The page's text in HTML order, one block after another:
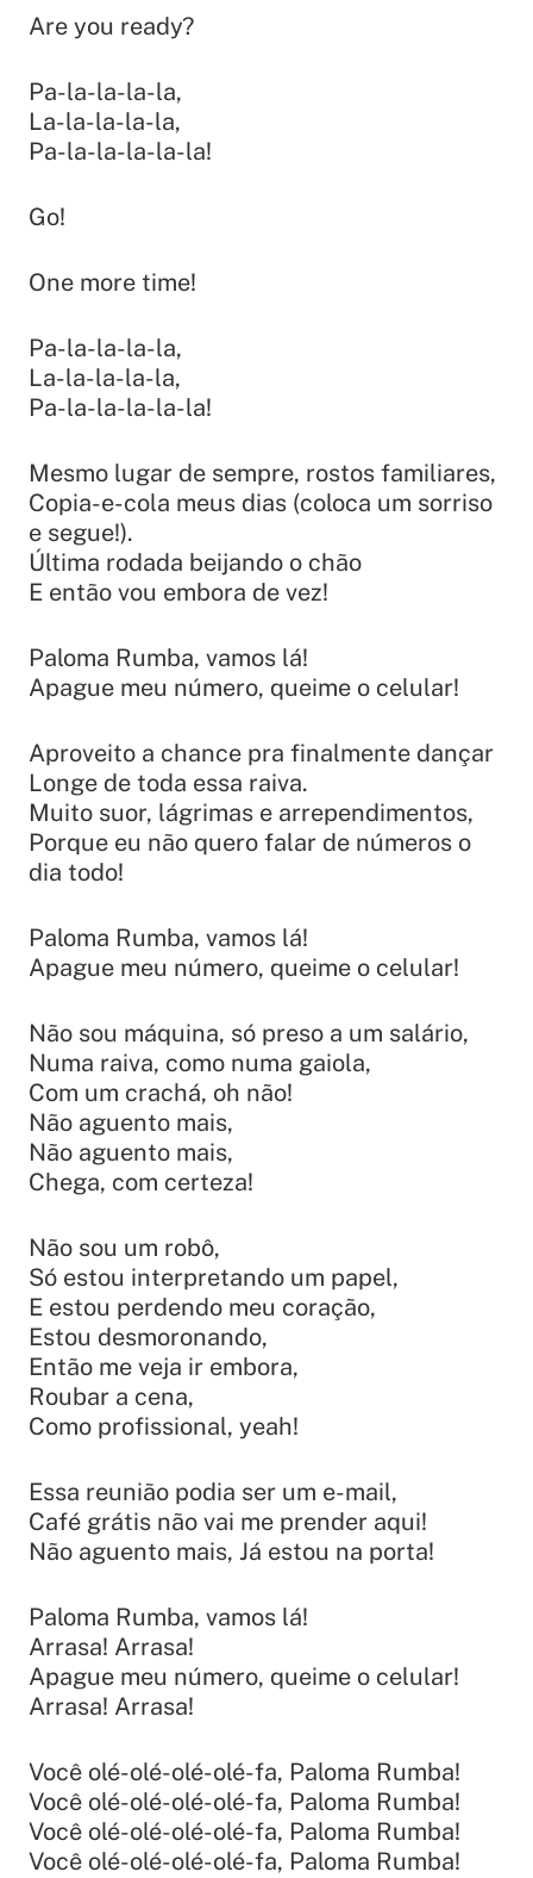
Are you ready?
Pa-la-la-la-la,
La-la-la-la-la,
Pa-la-la-la-la-la!
Go!
One more time!
Pa-la-la-la-la,
La-la-la-la-la,
Pa-la-la-la-la-la!
Mesmo lugar de sempre, rostos familiares,
Copia-e-cola meus dias (coloca um sorriso
e segue!).
Última rodada beijando o chão
E então vou embora de vez!
Paloma Rumba, vamos lá!
Apague meu número, queime o celular!
Aproveito a chance pra finalmente dançar
Longe de toda essa raiva.
Muito suor, lágrimas e arrependimentos,
Porque eu não quero falar de números o
dia todo!
Paloma Rumba, vamos lá!
Apague meu número, queime o celular!
Não sou máquina, só preso a um salário,
Numa raiva, como numa gaiola,
Com um crachá, oh não!
Não aguento mais,
Não aguento mais,
Chega, com certeza!
Não sou um robô,
Só estou interpretando um papel,
E estou perdendo meu coração,
Estou desmoronando,
Então me veja ir embora,
Roubar a cena,
Como profissional, yeah!
Essa reunião podia ser um e-mail,
Café grátis não vai me prender aqui!
Não aguento mais, Já estou na porta!
Paloma Rumba, vamos lá!
Arrasa! Arrasa!
Apague meu número, queime o celular!
Arrasa! Arrasa!
Você olé-olé-olé-olé-fa, Paloma Rumba!
Você olé-olé-olé-olé-fa, Paloma Rumba!
Você olé-olé-olé-olé-fa, Paloma Rumba!
Você olé-olé-olé-olé-fa, Paloma Rumba!